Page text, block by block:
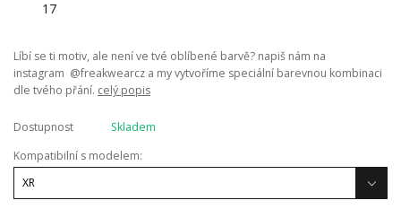
Líbí se ti motiv, ale není ve tvé oblíbené barvě? napiš nám na
instagram @freakwearcz a my vytvoříme speciální barevnou kombinaci
dle tvého přání. celý popis
Dostupnost
Skladem
Kompatibilní s modelem: